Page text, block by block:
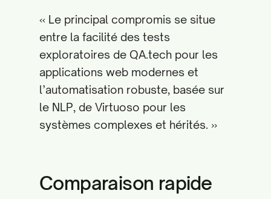
« Le principal compromis se situe
entre la facilité des tests
exploratoires de QA.tech pour les
applications web modernes et
l’automatisation robuste, basée sur
le NLP, de Virtuoso pour les
systèmes complexes et hérités. »
Comparaison rapide